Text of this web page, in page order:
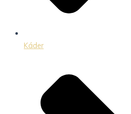
Káder